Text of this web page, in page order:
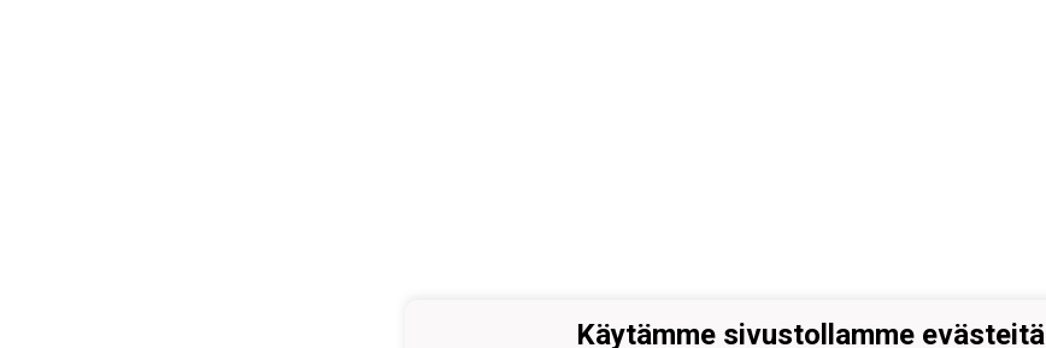
Käytämme sivustollamme evästeitä